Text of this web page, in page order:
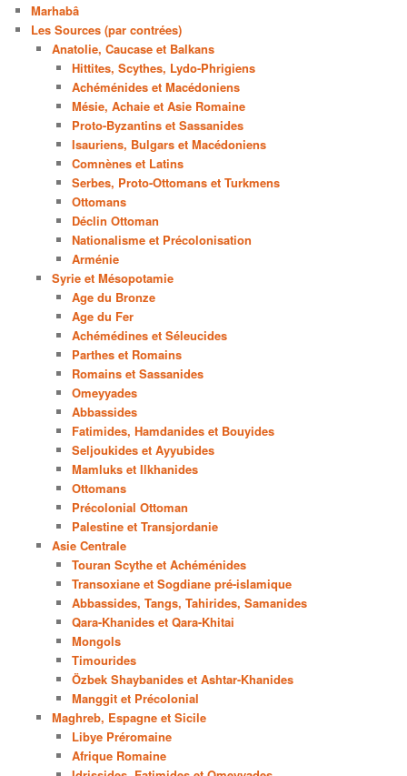
Marhabâ
Les Sources (par contrées)
Anatolie, Caucase et Balkans
Hittites, Scythes, Lydo-Phrigiens
Achéménides et Macédoniens
Mésie, Achaie et Asie Romaine
Proto-Byzantins et Sassanides
Isauriens, Bulgars et Macédoniens
Comnènes et Latins
Serbes, Proto-Ottomans et Turkmens
Ottomans
Déclin Ottoman
Nationalisme et Précolonisation
Arménie
Syrie et Mésopotamie
Age du Bronze
Age du Fer
Achémédines et Séleucides
Parthes et Romains
Romains et Sassanides
Omeyyades
Abbassides
Fatimides, Hamdanides et Bouyides
Seljoukides et Ayyubides
Mamluks et Ilkhanides
Ottomans
Précolonial Ottoman
Palestine et Transjordanie
Asie Centrale
Touran Scythe et Achéménides
Transoxiane et Sogdiane pré-islamique
Abbassides, Tangs, Tahirides, Samanides
Qara-Khanides et Qara-Khitai
Mongols
Timourides
Özbek Shaybanides et Ashtar-Khanides
Manggit et Précolonial
Maghreb, Espagne et Sicile
Libye Préromaine
Afrique Romaine